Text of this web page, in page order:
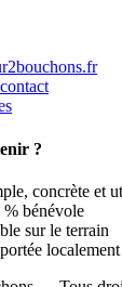
?
concrète et
% bénévole
sur le terrain
localement